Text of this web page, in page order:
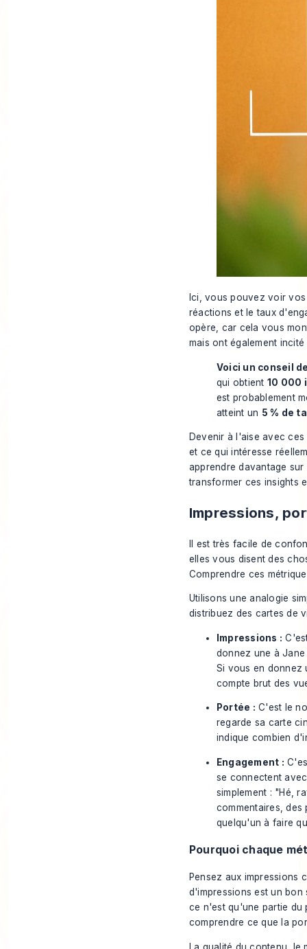
Ici, vous pouvez voir
réactions et le taux
opère, car cela vous
mais ont également
Voici un conseil
qui obtient 10 000
est probablement
atteint un 5 % de
Devenir à l'aise avec
et ce qui intéresse
apprendre davantage sur
transformer ces insights
Impressions,
Il est très facile de
elles vous disent des
Comprendre ces
Utilisons une analogie
distribuez des cartes de
Impressions :
donnez une à
Si vous en donnez
compte brut des
Portée : C'est le
regarde sa carte
indique combien d'
Engagement :
se connectent
simplement : "Hé,
commentaires,
quelqu'un à faire
Pourquoi chaque
Pensez aux impressions
d'impressions est un bon
ce n'est qu'une partie du
comprendre ce que la